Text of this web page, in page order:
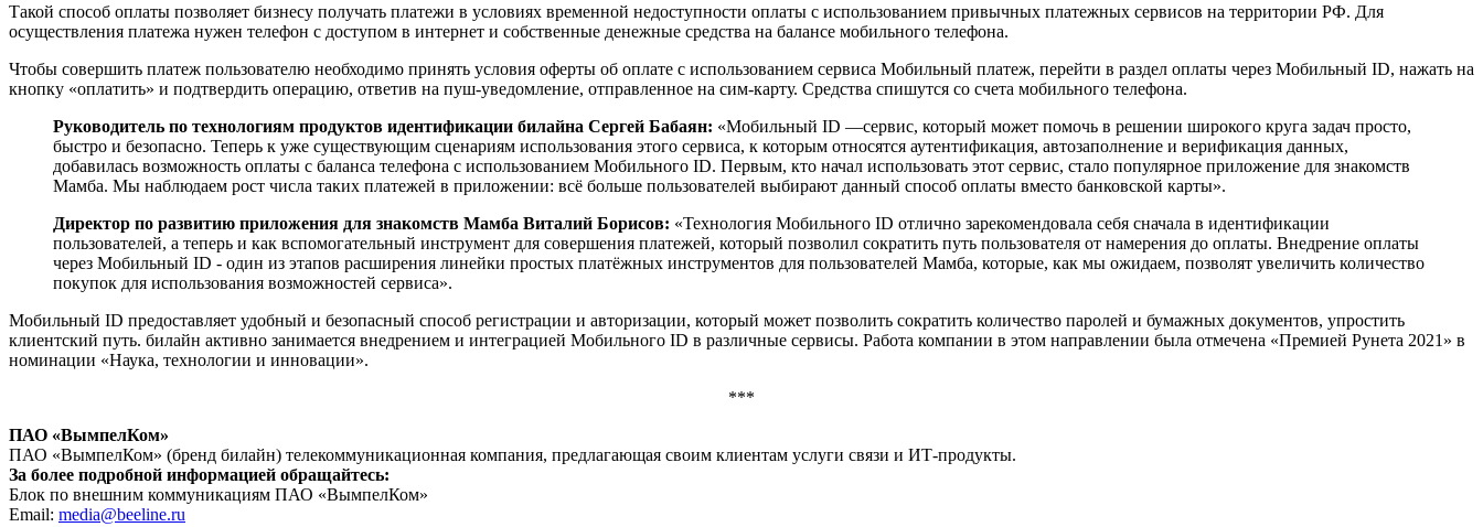
Такой способ оплаты позволяет бизнесу получать платежи в условиях временной недоступности оплаты с использованием привычных платежных сервисов на территории РФ. Для
осуществления платежа нужен телефон с доступом в интернет и собственные денежные средства на балансе мобильного телефона.
Чтобы совершить платеж пользователю необходимо принять условия оферты об оплате с использованием сервиса Мобильный платеж, перейти в раздел оплаты через Мобильный ID, нажать на
кнопку «оплатить» и подтвердить операцию, ответив на пуш-уведомление, отправленное на сим-карту. Средства спишутся со счета мобильного телефона.
Руководитель по технологиям продуктов идентификации билайна Сергей Бабаян: «Мобильный ID —сервис, который может помочь в решении широкого круга задач просто,
быстро и безопасно. Теперь к уже существующим сценариям использования этого сервиса, к которым относятся аутентификация, автозаполнение и верификация данных,
добавилась возможность оплаты с баланса телефона с использованием Мобильного ID. Первым, кто начал использовать этот сервис, стало популярное приложение для знакомств
Мамба. Мы наблюдаем рост числа таких платежей в приложении: всё больше пользователей выбирают данный способ оплаты вместо банковской карты».
Директор по развитию приложения для знакомств Мамба Виталий Борисов: «Технология Мобильного ID отлично зарекомендовала себя сначала в идентификации
пользователей, а теперь и как вспомогательный инструмент для совершения платежей, который позволил сократить путь пользователя от намерения до оплаты. Внедрение оплаты
через Мобильный ID - один из этапов расширения линейки простых платёжных инструментов для пользователей Мамба, которые, как мы ожидаем, позволят увеличить количество
покупок для использования возможностей сервиса».
Мобильный ID предоставляет удобный и безопасный способ регистрации и авторизации, который может позволить сократить количество паролей и бумажных документов, упростить
клиентский путь. билайн активно занимается внедрением и интеграцией Мобильного ID в различные сервисы. Работа компании в этом направлении была отмечена «Премией Рунета 2021» в
номинации «Наука, технологии и инновации».
***
ПАО «ВымпелКом»
ПАО «ВымпелКом» (бренд билайн) телекоммуникационная компания, предлагающая своим клиентам услуги связи и ИТ-продукты.
За более подробной информацией обращайтесь:
Блок по внешним коммуникациям ПАО «ВымпелКом»
Email: media@beeline.ru